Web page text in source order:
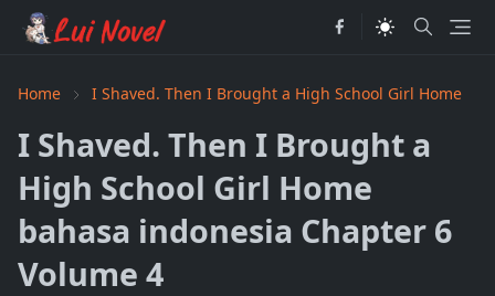
Home I Shaved. Then I Brought a High School Girl Home
I Shaved. Then I Brought a
High School Girl Home
bahasa indonesia Chapter 6
Volume 4